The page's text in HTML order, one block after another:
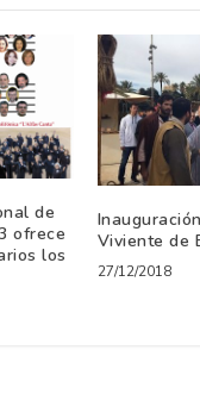
de
ofrece
los
Viviente de
27/12/2018